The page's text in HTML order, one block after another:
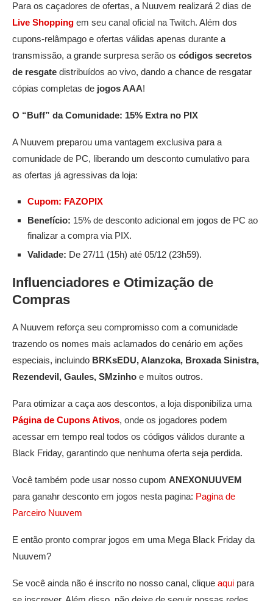
Para os caçadores de ofertas, a Nuuvem realizará 2 dias de
Live Shopping em seu canal oficial na Twitch. Além dos
cupons-relâmpago e ofertas válidas apenas durante a
transmissão, a grande surpresa serão os códigos secretos
de resgate distribuídos ao vivo, dando a chance de resgatar
cópias completas de jogos AAA!
O “Buff” da Comunidade: 15% Extra no PIX
A Nuuvem preparou uma vantagem exclusiva para a
comunidade de PC, liberando um desconto cumulativo para
as ofertas já agressivas da loja:
Cupom: FAZOPIX
Benefício: 15% de desconto adicional em jogos de PC ao
finalizar a compra via PIX.
Validade: De 27/11 (15h) até 05/12 (23h59).
Influenciadores e Otimização de
Compras
A Nuuvem reforça seu compromisso com a comunidade
trazendo os nomes mais aclamados do cenário em ações
especiais, incluindo BRKsEDU, Alanzoka, Broxada Sinistra,
Rezendevil, Gaules, SMzinho e muitos outros.
Para otimizar a caça aos descontos, a loja disponibiliza uma
Página de Cupons Ativos, onde os jogadores podem
acessar em tempo real todos os códigos válidos durante a
Black Friday, garantindo que nenhuma oferta seja perdida.
Você também pode usar nosso cupom ANEXONUUVEM
para ganahr desconto em jogos nesta pagina: Pagina de
Parceiro Nuuvem
E então pronto comprar jogos em uma Mega Black Friday da
Nuuvem?
Se você ainda não é inscrito no nosso canal, clique aqui para